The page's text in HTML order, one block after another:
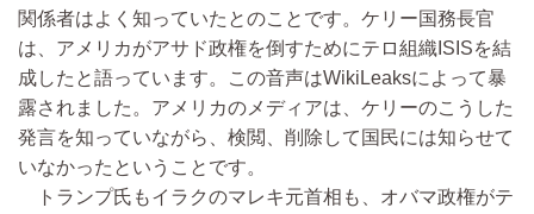
関係者はよく知っていたとのことです。ケリー国務長官
は、アメリカがアサド政権を倒すためにテロ組織ISISを結
成したと語っています。この音声はWikiLeaksによって暴
露されました。アメリカのメディアは、ケリーのこうした
発言を知っていながら、検閲、削除して国民には知らせて
いなかったということです。
トランプ氏もイラクのマレキ元首相も、オバマ政権がテ